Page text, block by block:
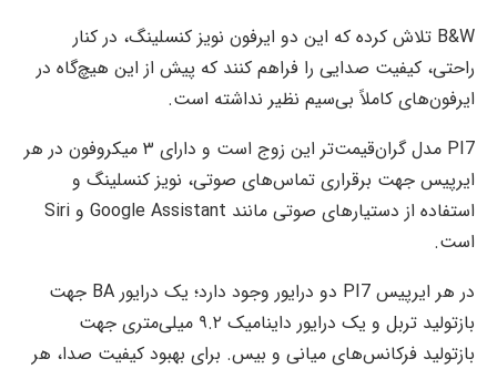
B&W تلاش کرده که این دو ایرفون نویز کنسلینگ، در کنار
راحتی، کیفیت صدایی را فراهم کنند که پیش از این هیچ‌گاه در
ایرفون‌های کاملاً بی‌سیم نظیر نداشته است.
PI7 مدل گران‌‌قیمت‌تر این زوج است و دارای ۳ میکروفون در هر
ایرپیس جهت برقراری تماس‌های صوتی، نویز کنسلینگ و
استفاده از دستیارهای صوتی مانند Google Assistant و Siri
است.
در هر ایرپیس PI7 دو درایور وجود دارد؛ یک درایور BA جهت
بازتولید تربل و یک درایور داینامیک ۹.۲ میلی‌متری جهت
بازتولید فرکانس‌های میانی و بیس. برای بهبود کیفیت صدا، هر